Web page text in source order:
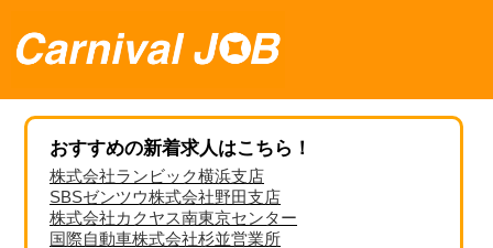
おすすめの新着求人はこちら！
株式会社ランビック横浜支店
SBSゼンツウ株式会社野田支店
株式会社カクヤス南東京センター
国際自動車株式会社杉並営業所